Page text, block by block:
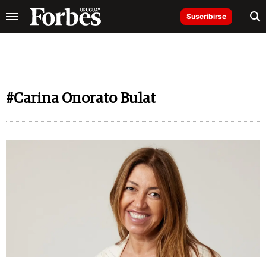
Suscribirse
#Carina Onorato Bulat